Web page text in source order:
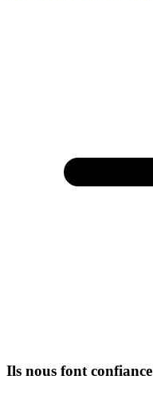
Ils nous font confiance